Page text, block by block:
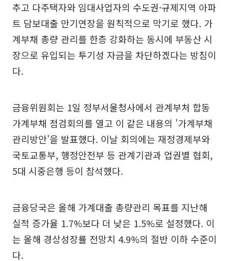
추고 다주택자와 임대사업자의 수도권·규제지역 아파
트 담보대출 만기연장을 원칙적으로 막기로 했다. 가
계부채 총량 관리를 한층 강화하는 동시에 부동산 시
장으로 유입되는 투기성 자금을 차단하겠다는 방침이
다.
금융위원회는 1일 정부서울청사에서 관계부처 합동
가계부채 점검회의를 열고 이 같은 내용의 '가계부채
관리방안'을 발표했다. 이날 회의에는 재정경제부와
국토교통부, 행정안전부 등 관계기관과 업권별 협회,
5대 시중은행 등이 참석했다.
금융당국은 올해 가계대출 총량관리 목표를 지난해
실적 증가율 1.7%보다 더 낮은 1.5%로 설정했다. 이
는 올해 경상성장률 전망치 4.9%의 절반 이하 수준이
다.